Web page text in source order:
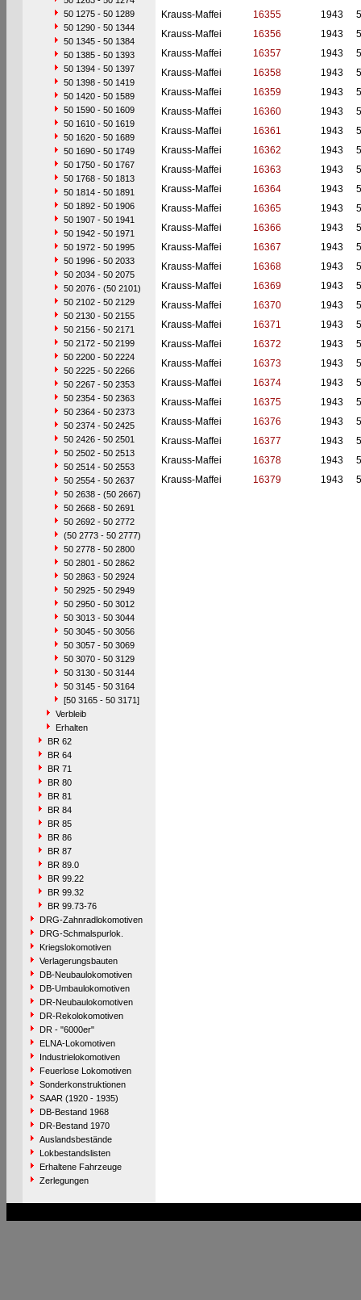
50 1275 - 50 1289
50 1290 - 50 1344
50 1345 - 50 1384
50 1385 - 50 1393
50 1394 - 50 1397
50 1398 - 50 1419
50 1420 - 50 1589
50 1590 - 50 1609
50 1610 - 50 1619
50 1620 - 50 1689
50 1690 - 50 1749
50 1750 - 50 1767
50 1768 - 50 1813
50 1814 - 50 1891
50 1892 - 50 1906
50 1907 - 50 1941
50 1942 - 50 1971
50 1972 - 50 1995
50 1996 - 50 2033
50 2034 - 50 2075
50 2076 - (50 2101)
50 2102 - 50 2129
50 2130 - 50 2155
50 2156 - 50 2171
50 2172 - 50 2199
50 2200 - 50 2224
50 2225 - 50 2266
50 2267 - 50 2353
50 2354 - 50 2363
50 2364 - 50 2373
50 2374 - 50 2425
50 2426 - 50 2501
50 2502 - 50 2513
50 2514 - 50 2553
50 2554 - 50 2637
50 2638 - (50 2667)
50 2668 - 50 2691
50 2692 - 50 2772
(50 2773 - 50 2777)
50 2778 - 50 2800
50 2801 - 50 2862
50 2863 - 50 2924
50 2925 - 50 2949
50 2950 - 50 3012
50 3013 - 50 3044
50 3045 - 50 3056
50 3057 - 50 3069
50 3070 - 50 3129
50 3130 - 50 3144
50 3145 - 50 3164
[50 3165 - 50 3171]
Verbleib
Erhalten
BR 62
BR 64
BR 71
BR 80
BR 81
BR 84
BR 85
BR 86
BR 87
BR 89.0
BR 99.22
BR 99.32
BR 99.73-76
DRG-Zahnradlokomotiven
DRG-Schmalspurlok.
Kriegslokomotiven
Verlagerungsbauten
DB-Neubaulokomotiven
DB-Umbaulokomotiven
DR-Neubaulokomotiven
DR-Rekolokomotiven
DR - "6000er"
ELNA-Lokomotiven
Industrielokomotiven
Feuerlose Lokomotiven
Sonderkonstruktionen
SAAR (1920 - 1935)
DB-Bestand 1968
DR-Bestand 1970
Auslandsbestände
Lokbestandslisten
Erhaltene Fahrzeuge
Zerlegungen
Krauss-Maffei
16355 1943
Krauss-Maffei
16356 1943
Krauss-Maffei
16357 1943
Krauss-Maffei
16358 1943
Krauss-Maffei
16359 1943
Krauss-Maffei
16360 1943
Krauss-Maffei
16361 1943
Krauss-Maffei
16362 1943
Krauss-Maffei
16363 1943
Krauss-Maffei
16364 1943
Krauss-Maffei
16365 1943
Krauss-Maffei
16366 1943
Krauss-Maffei
16367 1943
Krauss-Maffei
16368 1943
Krauss-Maffei
16369 1943
Krauss-Maffei
16370 1943
Krauss-Maffei
16371 1943
Krauss-Maffei
16372 1943
Krauss-Maffei
16373 1943
Krauss-Maffei
16374 1943
Krauss-Maffei
16375 1943
Krauss-Maffei
16376 1943
Krauss-Maffei
16377 1943
Krauss-Maffei
16378 1943
Krauss-Maffei
16379 1943